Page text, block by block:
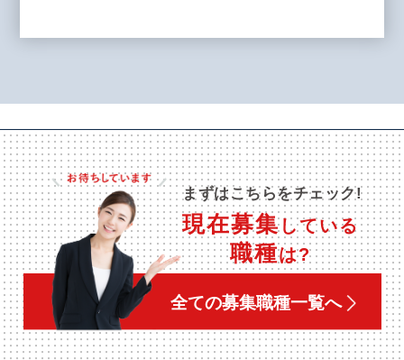
まずはこちらをチェック!
現在募集している
職種は?
全ての募集職種一覧へ